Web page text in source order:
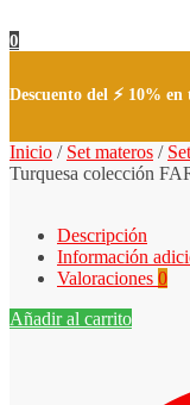
0
Descuento del ⚡ 10%
Inicio / Set materos /
Turquesa colección
Descripción
Información
Valoraciones 0
Añadir al carrito